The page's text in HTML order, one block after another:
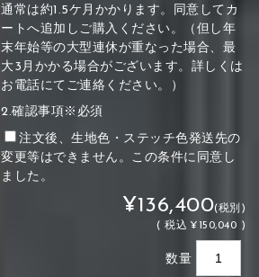
通常は約1.5ケ月かかります。同意してカ
ートへ追加しご購入ください。（但し年
末年始等の大型連休が重なった場合、最
大3月かかる場合がございます。詳しくは
お電話にてご連絡ください。）
2.確認事項※必須
注文後、生地色・ステッチ色発送先の
変更等はできません。この条件に同意し
ました。
¥136,400(税別)
(税込 ¥150,040 )
数量